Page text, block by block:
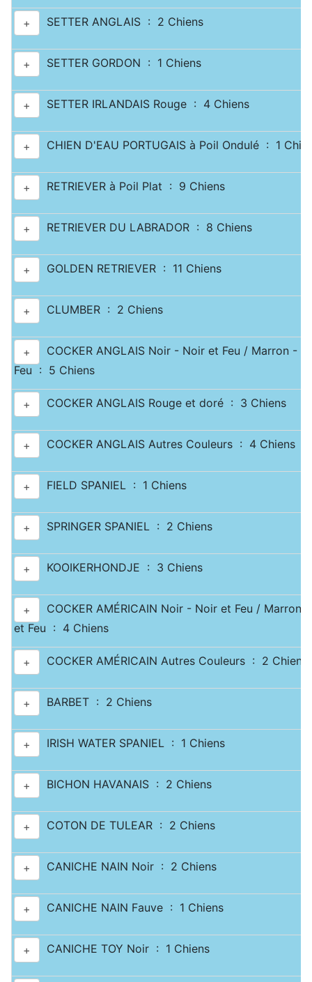
+ SETTER ANGLAIS : 2 Chiens
+ SETTER GORDON : 1 Chiens
+ SETTER IRLANDAIS Rouge : 4 Chiens
+ CHIEN D'EAU PORTUGAIS à Poil Ondulé : 1
+ RETRIEVER à Poil Plat : 9 Chiens
+ RETRIEVER DU LABRADOR : 8 Chiens
+ GOLDEN RETRIEVER : 11 Chiens
+ CLUMBER : 2 Chiens
+
COCKER ANGLAIS Noir - Noir et Feu / Marron -
Feu : 5 Chiens
+ COCKER ANGLAIS Rouge et doré : 3 Chiens
+ COCKER ANGLAIS Autres Couleurs : 4 Chiens
+ FIELD SPANIEL : 1 Chiens
+ SPRINGER SPANIEL : 2 Chiens
+ KOOIKERHONDJE : 3 Chiens
+
COCKER AMÉRICAIN Noir - Noir et Feu / Marron
et Feu : 4 Chiens
+ COCKER AMÉRICAIN Autres Couleurs : 2 Chiens
+ BARBET : 2 Chiens
+ IRISH WATER SPANIEL : 1 Chiens
+ BICHON HAVANAIS : 2 Chiens
+ COTON DE TULEAR : 2 Chiens
+ CANICHE NAIN Noir : 2 Chiens
+ CANICHE NAIN Fauve : 1 Chiens
+ CANICHE TOY Noir : 1 Chiens